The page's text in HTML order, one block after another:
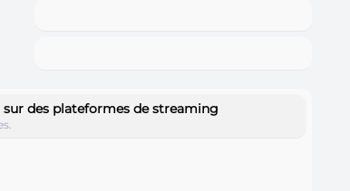
des plateformes de streaming